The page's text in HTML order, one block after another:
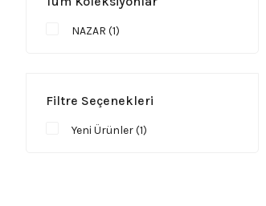
NAZAR (1)
Filtre Seçenekleri
Yeni Ürünler (1)